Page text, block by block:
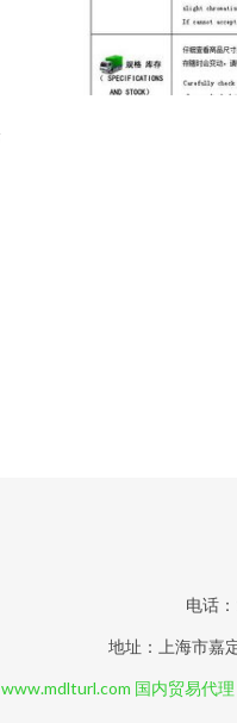
电话
地址：上海市嘉
www.mdlturl.com 国内贸易代理